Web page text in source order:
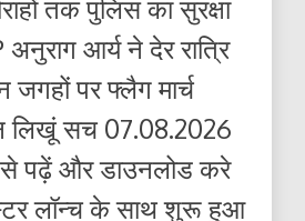
तक पुलिस का सुरक्षा
आर्य ने देर रात्रि
जगहों पर फ्लैग मार्च
लिखूं सच 07.08.2026
से पढ़ें और डाउनलोड करे
लॉन्च के साथ शुरू हुआ